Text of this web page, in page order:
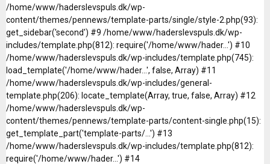
/home/www/haderslevspuls.dk/wp-
content/themes/pennews/template-parts/single/style-2.php(93):
get_sidebar('second') #9 /home/www/haderslevspuls.dk/wp-
includes/template.php(812): require('/home/www/hader...') #10
/home/www/haderslevspuls.dk/wp-includes/template.php(745):
load_template('/home/www/hader...', false, Array) #11
/home/www/haderslevspuls.dk/wp-includes/general-
template.php(206): locate_template(Array, true, false, Array) #12
/home/www/haderslevspuls.dk/wp-
content/themes/pennews/template-parts/content-single.php(15):
get_template_part('template-parts/...') #13
/home/www/haderslevspuls.dk/wp-includes/template.php(812):
require('/home/www/hader...') #14